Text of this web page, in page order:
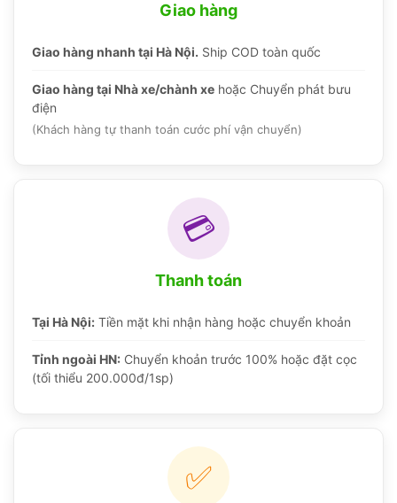
Giao hàng
Giao hàng nhanh tại Hà Nội. Ship COD toàn quốc
Giao hàng tại Nhà xe/chành xe hoặc Chuyển phát bưu
điện
(Khách hàng tự thanh toán cước phí vận chuyển)
💳
Thanh toán
Tại Hà Nội: Tiền mặt khi nhận hàng hoặc chuyển khoản
Tỉnh ngoài HN: Chuyển khoản trước 100% hoặc đặt cọc
(tối thiểu 200.000đ/1sp)
✅